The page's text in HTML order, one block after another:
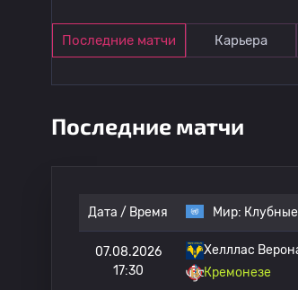
Последние матчи Карьера
Последние матчи
Дата / Время Мир:
07.08.2026
17:30
Хелллас
Кремонезе